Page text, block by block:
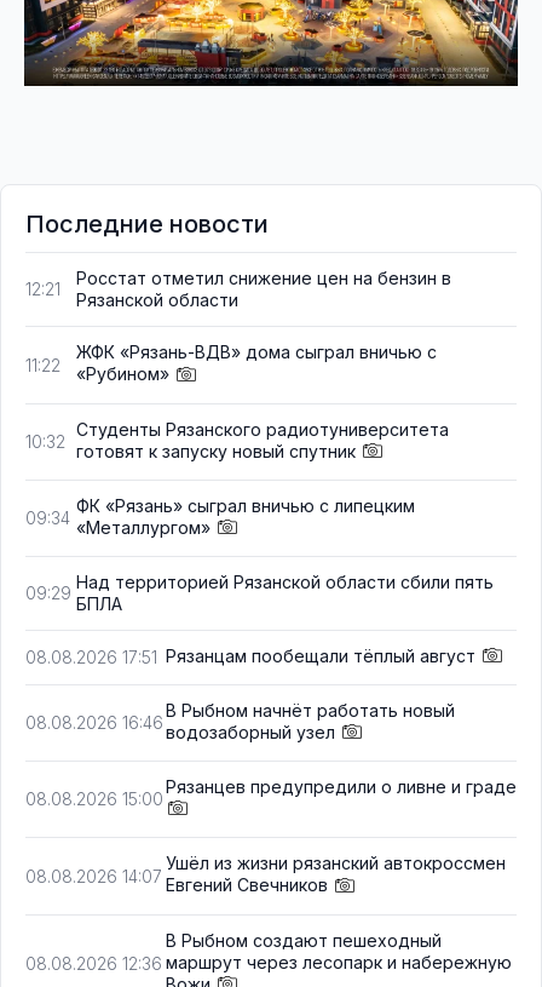
Последние новости
12:21
Росстат отметил снижение цен на бензин в
Рязанской области
11:22
ЖФК «Рязань-ВДВ» дома сыграл вничью с
«Рубином»
10:32
Студенты Рязанского радиотуниверситета
готовят к запуску новый спутник
09:34
ФК «Рязань» сыграл вничью с липецким
«Металлургом»
09:29
Над территорией Рязанской области сбили пять
БПЛА
08.08.2026 17:51 Рязанцам пообещали тёплый август
08.08.2026 16:46
В Рыбном начнёт работать новый
водозаборный узел
08.08.2026 15:00
Рязанцев предупредили о ливне и граде
08.08.2026 14:07
Ушёл из жизни рязанский автокроссмен
Евгений Свечников
08.08.2026 12:36
В Рыбном создают пешеходный
маршрут через лесопарк и набережную